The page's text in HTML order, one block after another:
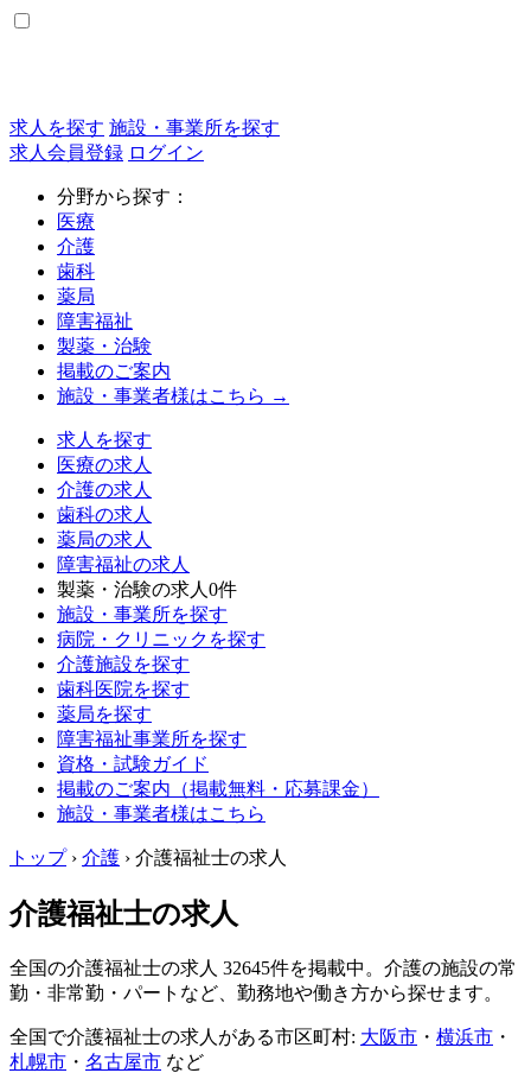
求人を探す 施設・事業所を探す
求人会員登録 ログイン
分野から探す：
医療
介護
歯科
薬局
障害福祉
製薬・治験
掲載のご案内
施設・事業者様はこちら →
求人を探す
医療の求人
介護の求人
歯科の求人
薬局の求人
障害福祉の求人
製薬・治験の求人 0件
施設・事業所を探す
病院・クリニックを探す
介護施設を探す
歯科医院を探す
薬局を探す
障害福祉事業所を探す
資格・試験ガイド
掲載のご案内（掲載無料・応募課金）
施設・事業者様はこちら
トップ › 介護 › 介護福祉士の求人
介護福祉士の求人
全国の介護福祉士の求人 32645件を掲載中。介護の施設の常
勤・非常勤・パートなど、勤務地や働き方から探せます。
全国で介護福祉士の求人がある市区町村: 大阪市 ・ 横浜市 ・
札幌市 ・ 名古屋市 など